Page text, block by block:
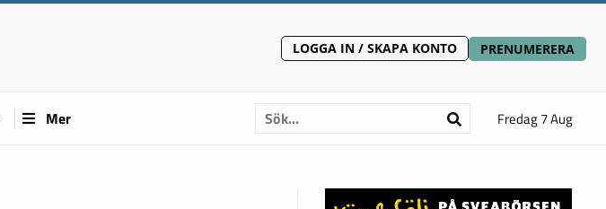
LOGGA IN / SKAPA KONTO PRENUMERERA
Mer Fredag 7 Aug